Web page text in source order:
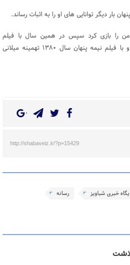
بار دیگر توانایی های او را به اثبات رساند.
من را بازی کرد سپس در همین سال با فیلم
شهرت ایرج قادری خوش درخشید و با فیلم نیمه پنهان سال ۱۳۸۰ تهمینه میلانی
http://shabaveiz.ir/?p=15429
خبری شباویز
رسانه